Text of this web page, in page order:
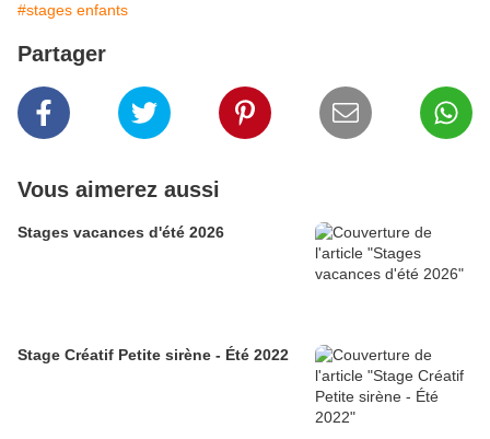
#stages enfants
Partager
Vous aimerez aussi
Stages vacances d'été 2026
Stage Créatif Petite sirène - Été 2022